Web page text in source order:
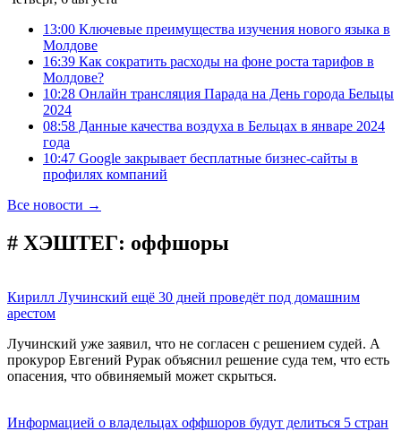
13:00 Ключевые преимущества изучения нового языка в
Молдове
16:39 Как сократить расходы на фоне роста тарифов в
Молдове?
10:28 Онлайн трансляция Парада на День города Бельцы
2024
08:58 Данные качества воздуха в Бельцах в январе 2024
года
10:47 Google закрывает бесплатные бизнес-сайты в
профилях компаний
Все новости →
# ХЭШТЕГ: оффшоры
Кирилл Лучинский ещё 30 дней проведёт под домашним
арестом
Лучинский уже заявил, что не согласен с решением судей. А
прокурор Евгений Рурак объяснил решение суда тем, что есть
опасения, что обвиняемый может скрыться.
Информацией о владельцах оффшоров будут делиться 5 стран